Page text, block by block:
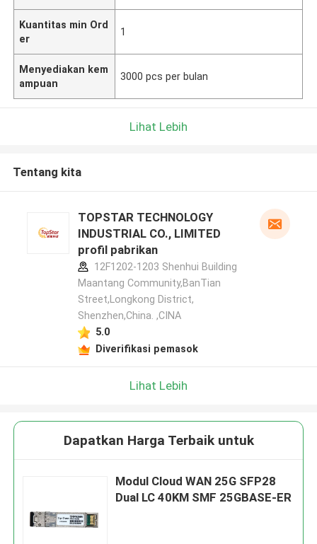
Kuantitas min Ord
er
1
Menyediakan kem
ampuan
3000 pcs per bulan
Lihat Lebih
Tentang kita
TOPSTAR TECHNOLOGY
INDUSTRIAL CO., LIMITED
profil pabrikan
12F1202-1203 Shenhui Building
Maantang Community,BanTian
Street,Longkong District,
Shenzhen,China. ,CINA
5.0
Diverifikasi pemasok
Lihat Lebih
Dapatkan Harga Terbaik untuk
Modul Cloud WAN 25G SFP28
Dual LC 40KM SMF 25GBASE-ER